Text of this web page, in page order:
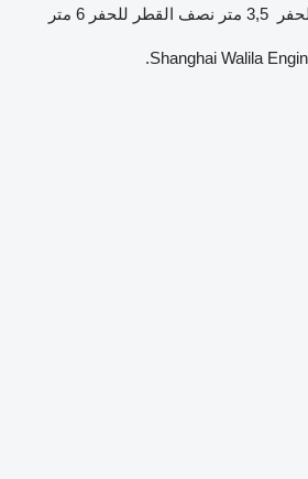
3,5 متر نصف القطر للحفر 6 متر
Shanghai Walila